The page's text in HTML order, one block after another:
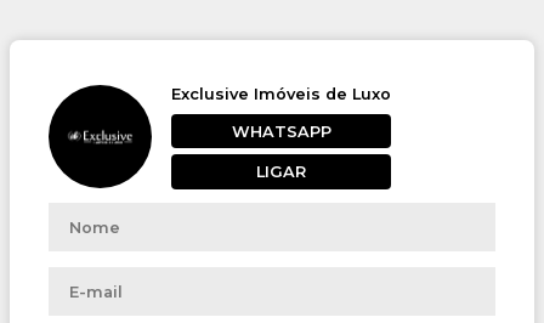
Exclusive Imóveis de Luxo
WHATSAPP
LIGAR